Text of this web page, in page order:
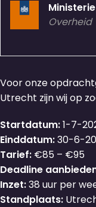
Overheid
Voor onze
Utrecht zijn wij op
Startdatum:1-7-
Einddatum:30-6-
Tarief: €85 – €95
Deadline
Inzet:38 uur per
Standplaats: